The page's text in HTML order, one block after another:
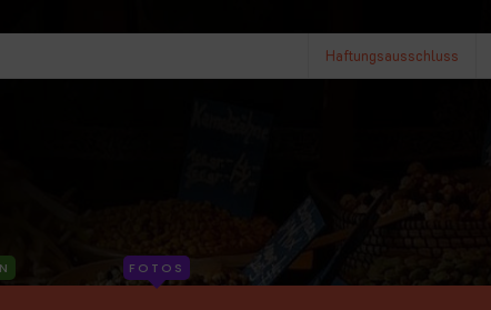
Haftungsausschluss
FOTOS